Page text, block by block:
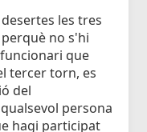
les tres
no s'hi
que
tercer torn, es
del
persona
hagi participat